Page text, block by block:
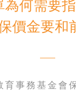
何需要
價金要和
育事務基金會